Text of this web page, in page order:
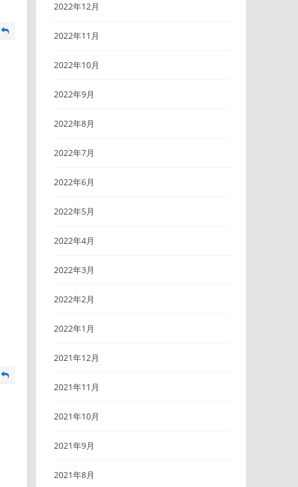
2022年12月
2022年11月
2022年10月
2022年9月
2022年8月
2022年7月
2022年6月
2022年5月
2022年4月
2022年3月
2022年2月
2022年1月
2021年12月
2021年11月
2021年10月
2021年9月
2021年8月